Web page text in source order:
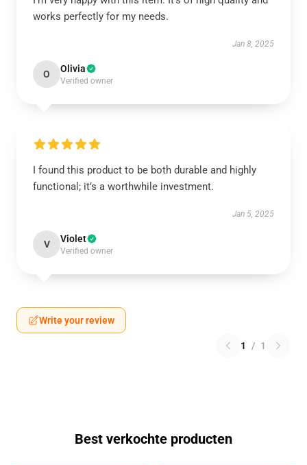
works perfectly for my needs.
Jan 8, 2025
O Olivia
Verified owner
I found this product to be both durable and highly
functional; it’s a worthwhile investment.
Jan 5, 2025
V Violet
Verified owner
Write your review
1 / 1
Best verkochte producten